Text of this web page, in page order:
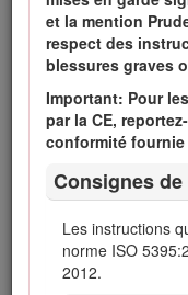
et la mention
respect des
blessures graves
Important: Pour
par la CE,
conformité fournie
Consignes
Les instructions
norme ISO
2012.
applications
pour tondre les
parcs, les terrains
espaces verts
couper les
routes ni pour des
Lisez attentivement
utiliser et entretenir
l'endommager ou de
Vous pouvez
www.Toro.com pour